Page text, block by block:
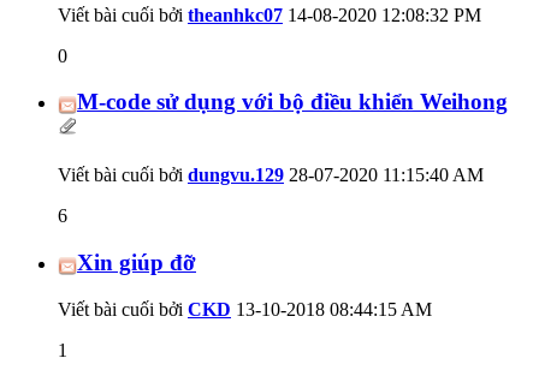
Viết bài cuối bởi theanhkc07 14-08-2020 12:08:32 PM
0
M-code sử dụng với bộ điều khiển Weihong
Viết bài cuối bởi dungvu.129 28-07-2020 11:15:40 AM
6
Xin giúp đỡ
Viết bài cuối bởi CKD 13-10-2018 08:44:15 AM
1